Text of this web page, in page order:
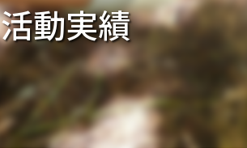
活動理念 活動内容
お知らせ 団体情報
活動実績